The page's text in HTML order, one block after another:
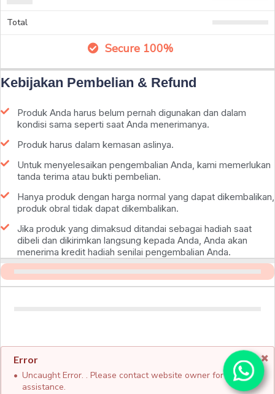
Total
Secure 100%
Kebijakan Pembelian & Refund
Produk Anda harus belum pernah digunakan dan dalam
kondisi sama seperti saat Anda menerimanya.
Produk harus dalam kemasan aslinya.
Untuk menyelesaikan pengembalian Anda, kami memerlukan
tanda terima atau bukti pembelian.
Hanya produk dengan harga normal yang dapat dikembalikan,
produk obral tidak dapat dikembalikan.
Jika produk yang dimaksud ditandai sebagai hadiah saat
dibeli dan dikirimkan langsung kepada Anda, Anda akan
menerima kredit hadiah senilai pengembalian Anda.
Error
Uncaught Error. . Please contact website owner for
assistance.